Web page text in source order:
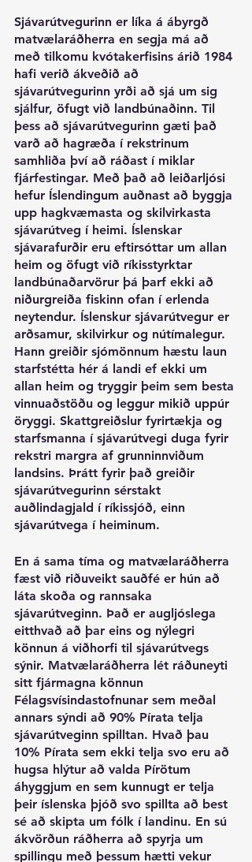
Sjávarútvegurinn er líka á ábyrgð
matvælaráðherra en segja má að
með tilkomu kvótakerfisins árið 1984
hafi verið ákveðið að
sjávarútvegurinn yrði að sjá um sig
sjálfur, öfugt við landbúnaðinn. Til
þess að sjávarútvegurinn gæti það
varð að hagræða í rekstrinum
samhliða því að ráðast í miklar
fjárfestingar. Með það að leiðarljósi
hefur Íslendingum auðnast að byggja
upp hagkvæmasta og skilvirkasta
sjávarútveg í heimi. Íslenskar
sjávarafurðir eru eftirsóttar um allan
heim og öfugt við ríkisstyrktar
landbúnaðarvörur þá þarf ekki að
niðurgreiða fiskinn ofan í erlenda
neytendur. Íslenskur sjávarútvegur er
arðsamur, skilvirkur og nútímalegur.
Hann greiðir sjómönnum hæstu laun
starfstétta hér á landi ef ekki um
allan heim og tryggir þeim sem besta
vinnuaðstöðu og leggur mikið uppúr
öryggi. Skattgreiðslur fyrirtækja og
starfsmanna í sjávarútvegi duga fyrir
rekstri margra af grunninnviðum
landsins. Þrátt fyrir það greiðir
sjávarútvegurinn sérstakt
auðlindagjald í ríkissjóð, einn
sjávarútvega í heiminum.
En á sama tíma og matvælaráðherra
fæst við riðuveikt sauðfé er hún að
láta skoða og rannsaka
sjávarútveginn. Það er augljóslega
eitthvað að þar eins og nýlegri
könnun á viðhorfi til sjávarútvegs
sýnir. Matvælaráðherra lét ráðuneyti
sitt fjármagna könnun
Félagsvísindastofnunar sem meðal
annars sýndi að 90% Pírata telja
sjávarútveginn spilltan. Hvað þau
10% Pírata sem ekki telja svo eru að
hugsa hlýtur að valda Pírötum
áhyggjum en sem kunnugt er telja
þeir íslenska þjóð svo spillta að best
sé að skipta um fólk í landinu. En sú
ákvörðun ráðherra að spyrja um
spillingu með þessum hætti vekur